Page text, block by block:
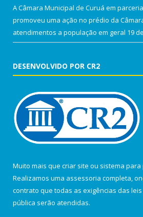
A Câmara Municipal de Curuá em
promoveu uma ação no prédio da
atendimentos a população em geral 19
DESENVOLVIDO POR CR2
Muito mais que criar site ou sistema
Realizamos uma assessoria completa,
contrato que todas as exigências das
pública serão atendidas.